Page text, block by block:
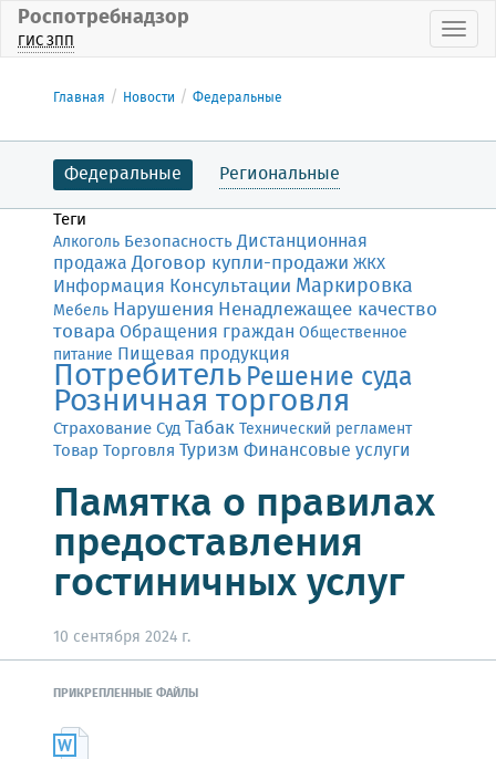
Роспотребнадзор
ГИС ЗПП
Главная Новости Федеральные
Федеральные Региональные
Теги
Алкоголь БезопасностьДистанционная
продажа Договор купли-продажи ЖКХ
Информация Консультации Маркировка
Мебель Нарушения Ненадлежащее качество
товара Обращения граждан Общественное
питание Пищевая продукция
ПотребительРешение суда
Розничная торговля
СтрахованиеСудТабакТехнический регламент
Товар Торговля Туризм Финансовые услуги
Памятка о правилах
предоставления
гостиничных услуг
10 сентября 2024 г.
ПРИКРЕПЛЕННЫЕ ФАЙЛЫ